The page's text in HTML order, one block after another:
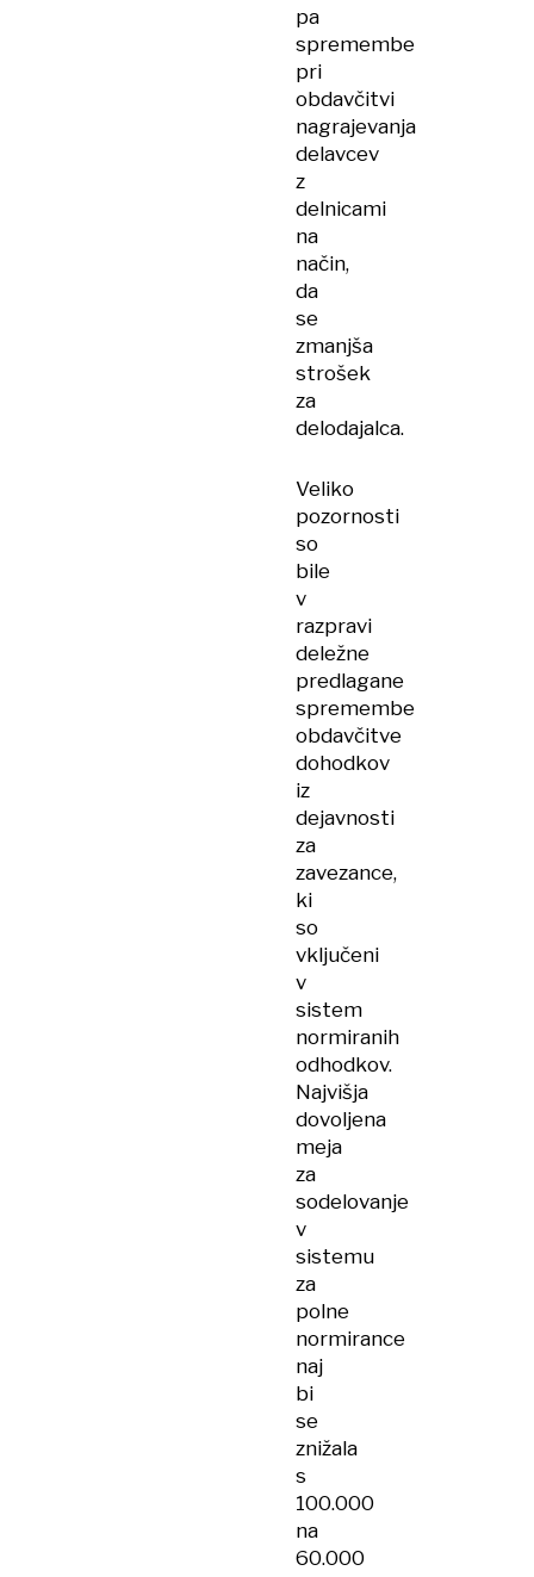
pa
spremembe
pri
obdavčitvi
nagrajevanja
delavcev
z
delnicami
na
način,
da
se
zmanjša
strošek
za
delodajalca.
Veliko
pozornosti
so
bile
v
razpravi
deležne
predlagane
spremembe
obdavčitve
dohodkov
iz
dejavnosti
za
zavezance,
ki
so
vključeni
v
sistem
normiranih
odhodkov.
Najvišja
dovoljena
meja
za
sodelovanje
v
sistemu
za
polne
normirance
naj
bi
se
znižala
s
100.000
na
60.000